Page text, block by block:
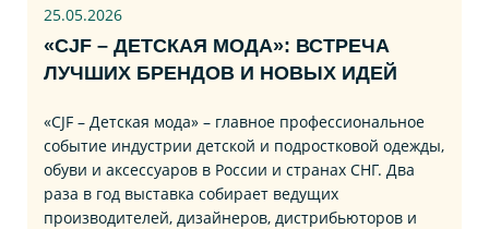
25.05.2026
«CJF – ДЕТСКАЯ МОДА»: ВСТРЕЧА
ЛУЧШИХ БРЕНДОВ И НОВЫХ ИДЕЙ
«CJF – Детская мода» – главное профессиональное
событие индустрии детской и подростковой одежды,
обуви и аксессуаров в России и странах СНГ. Два
раза в год выставка собирает ведущих
производителей, дизайнеров, дистрибьюторов и